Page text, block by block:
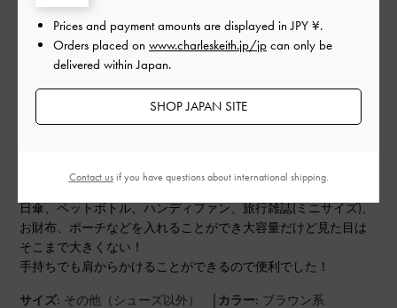
ご利用者様
全てちょうどいい！
旅行の時にちょうどいい鞄が欲しくて購入しましたが大正解！
日傘、ペットボトル、ハンディファン、旅行雑誌(ミニサイズ)、
お財布、ポーチなどを入れることができ大容量だけど見た目は
そこまで大きくない！
手持ちでも肩からかけることができるので便利でした！
サイズ: その他（シューズ以外） | カラー: ブラウン系
Prices and payment amounts are displayed inJPY ¥.
Orders placed on www.charleskeith.jp/jp can only be
delivered within Japan.
SHOP JAPAN SITE
Contact usif you have questions about international shipping.